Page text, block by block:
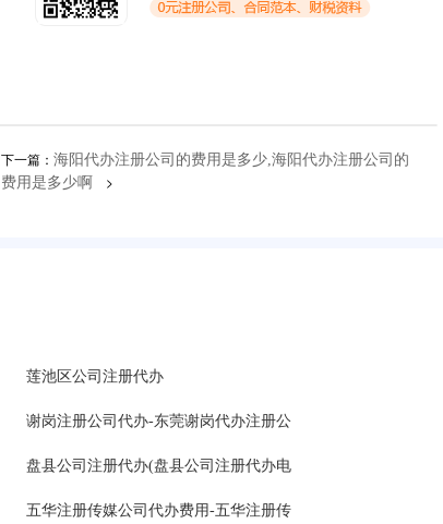
下一篇： 海阳代办注册公司的费用是多少,海阳代办注册公司的
费用是多少啊
>
莲池区公司注册代办
谢岗注册公司代办-东莞谢岗代办注册公
盘县公司注册代办(盘县公司注册代办电
五华注册传媒公司代办费用-五华注册传